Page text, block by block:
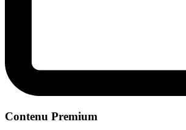
Contenu Premium